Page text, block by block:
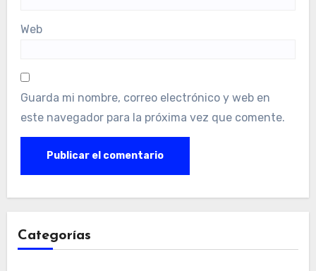
Web
Guarda mi nombre, correo electrónico y web en
este navegador para la próxima vez que comente.
Categorías